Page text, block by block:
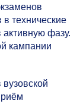
технические
активную фазу.
кампании